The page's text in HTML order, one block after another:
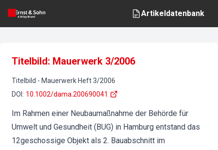
Artikeldatenbank
Titelbild: Mauerwerk 3/2006
Titelbild - Mauerwerk Heft3/2006
DOI : 10.1002/dama.200690041
Im Rahmen einer Neubaumaßnahme der Behörde für
Umwelt und Gesundheit (BUG) in Hamburg entstand das
12geschossige Objekt als 2. Bauabschnitt im